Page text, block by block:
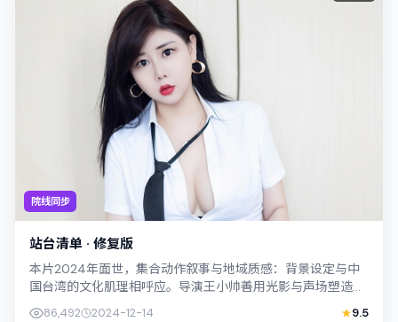
院线同步
站台清单 · 修复版
本片2024年面世，集合动作叙事与地域质感：背景设定与中
国台湾的文化肌理相呼应。导演王小帅善用光影与声场塑造孤
独感，古天乐饰演角色的抉择牵动观众...
86,492 2024-12-14 9.5